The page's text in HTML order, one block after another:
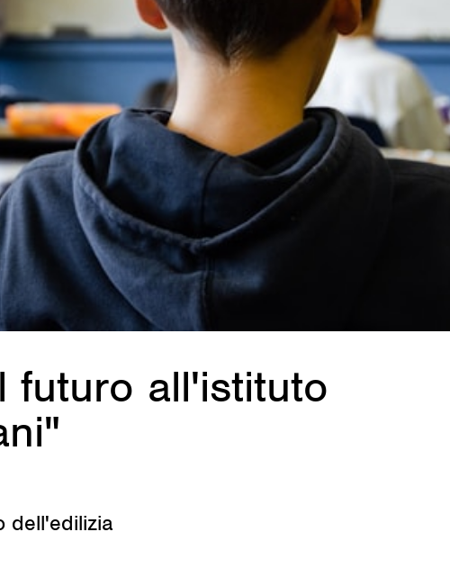
futuro all'istituto
dell'edilizia